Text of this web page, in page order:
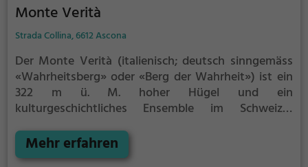
Monte Verità
Strada Collina, 6612 Ascona
Der Monte Verità (italienisch; deutsch sinngemäss
«Wahrheitsberg» oder «Berg der Wahrheit») ist ein
322 m ü. M. hoher Hügel und ein
kulturgeschichtliches Ensemble im Schweizer
Gemeindegebiet von Ascona, etwa einen halben
Kilometer nordwestlich der Altstadt. Der am
Mehr erfahren